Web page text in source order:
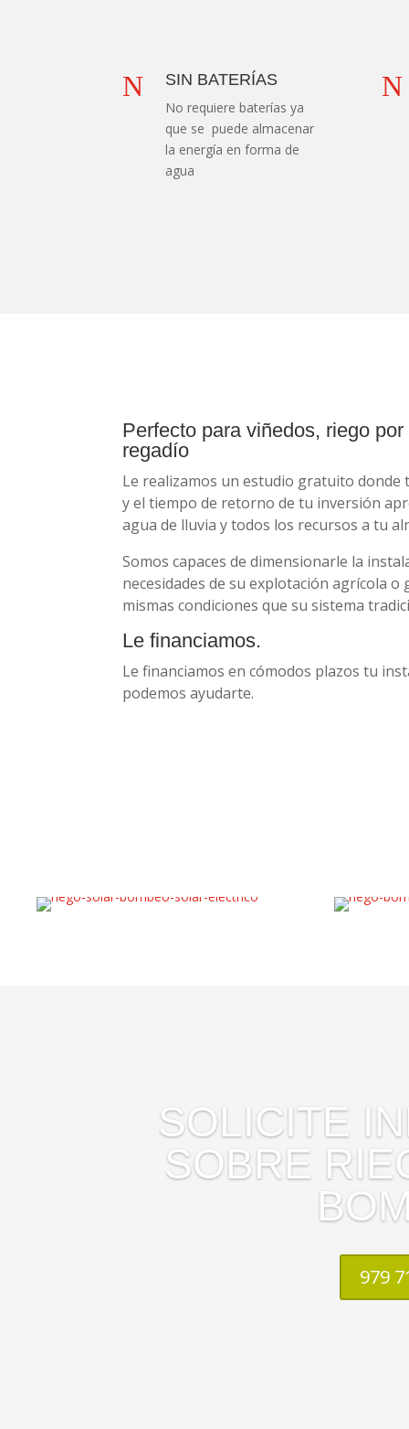
N SIN BATERÍAS
No requiere baterías ya
que se puede almacenar
la energía en forma de
agua
N
Perfecto para viñedos, riego
regadío
Le realizamos un estudio gratuito donde
y el tiempo de retorno de tu inversión
agua de lluvia y todos los recursos a tu
Somos capaces de dimensionarle la
necesidades de su explotación agrícola
mismas condiciones que su sistema
Le financiamos.
Le financiamos en cómodos plazos tu
podemos ayudarte.
SOLICITE
SOBRE
979